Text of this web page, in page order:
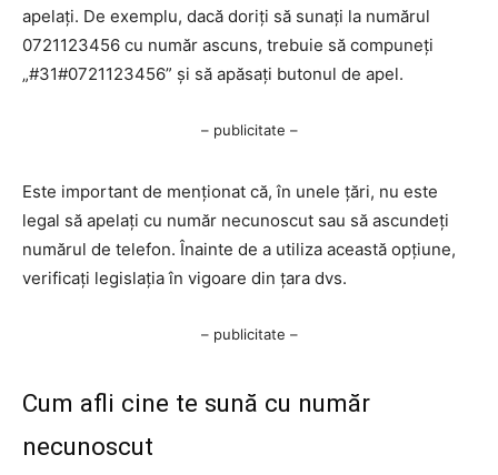
apelați. De exemplu, dacă doriți să sunați la numărul
0721123456 cu număr ascuns, trebuie să compuneți
„#31#0721123456” și să apăsați butonul de apel.
– publicitate –
Este important de menționat că, în unele țări, nu este
legal să apelați cu număr necunoscut sau să ascundeți
numărul de telefon. Înainte de a utiliza această opțiune,
verificați legislația în vigoare din țara dvs.
– publicitate –
Cum afli cine te sună cu număr
necunoscut